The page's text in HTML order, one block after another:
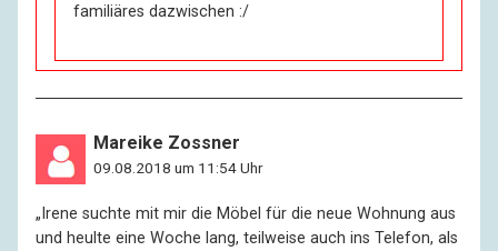
familiäres dazwischen :/
Mareike Zossner
09.08.2018 um 11:54 Uhr
„Irene suchte mit mir die Möbel für die neue Wohnung aus
und heulte eine Woche lang, teilweise auch ins Telefon, als